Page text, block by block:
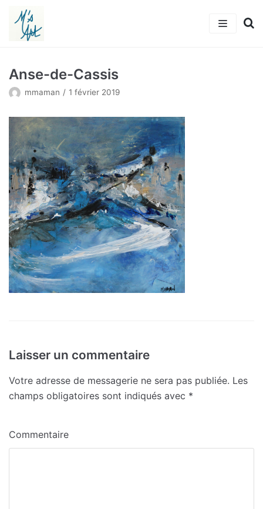
Aller
au
contenu
L’artiste
Tableaux
Actualités
Michkalia’s Art
Adhérer
Contact
Anse-de-Cassis
mmaman 1 février 2019
Laisser un commentaire
Votre adresse de messagerie ne sera pas publiée. Les
champs obligatoires sont indiqués avec *
Commentaire